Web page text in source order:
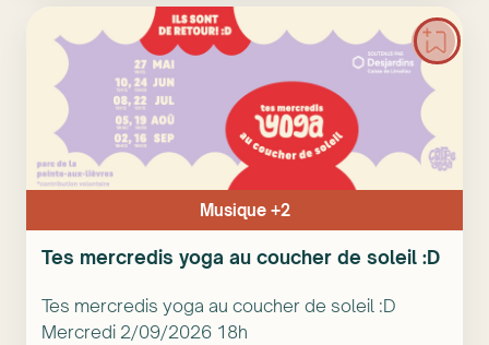
Musique +2
Tes mercredis yoga au coucher de soleil :D
Tes mercredis yoga au coucher de soleil :D
Mercredi 2/09/2026 18h